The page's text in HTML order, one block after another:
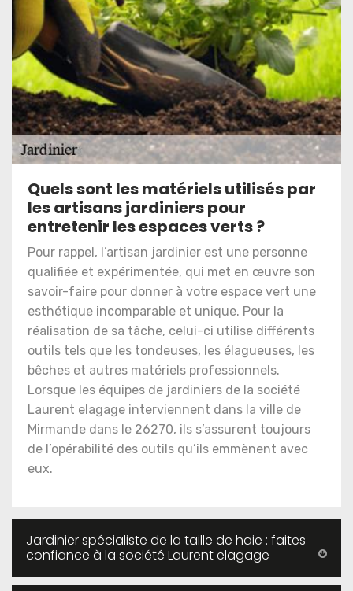
Quels sont les matériels utilisés par
les artisans jardiniers pour
entretenir les espaces verts ?
Pour rappel, l’artisan jardinier est une personne
qualifiée et expérimentée, qui met en œuvre son
savoir-faire pour donner à votre espace vert une
esthétique incomparable et unique. Pour la
réalisation de sa tâche, celui-ci utilise différents
outils tels que les tondeuses, les élagueuses, les
bêches et autres matériels professionnels.
Lorsque les équipes de jardiniers de la société
Laurent elagage interviennent dans la ville de
Mirmande dans le 26270, ils s’assurent toujours
de l’opérabilité des outils qu’ils emmènent avec
eux.
Jardinier spécialiste de la taille de haie : faites
confiance à la société Laurent elagage